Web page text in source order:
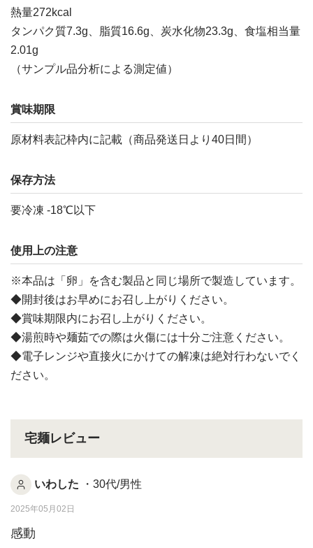
熱量272kcal
タンパク質7.3g、脂質16.6g、炭水化物23.3g、食塩相当量
2.01g
（サンプル品分析による測定値）
賞味期限
原材料表記枠内に記載（商品発送日より40日間）
保存方法
要冷凍 -18℃以下
使用上の注意
※本品は「卵」を含む製品と同じ場所で製造しています。
◆開封後はお早めにお召し上がりください。
◆賞味期限内にお召し上がりください。
◆湯煎時や麺茹での際は火傷には十分ご注意ください。
◆電子レンジや直接火にかけての解凍は絶対行わないでく
ださい。
宅麺レビュー
いわした ・30代/男性
2025年05月02日
感動